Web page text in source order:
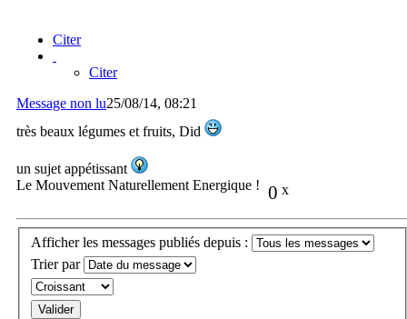
Citer
Citer
Message non lu25/08/14, 08:21
très beaux légumes et fruits, Did
un sujet appétissant
0 x
Le Mouvement Naturellement Energique !
Afficher les messages publiés depuis :
Trier par